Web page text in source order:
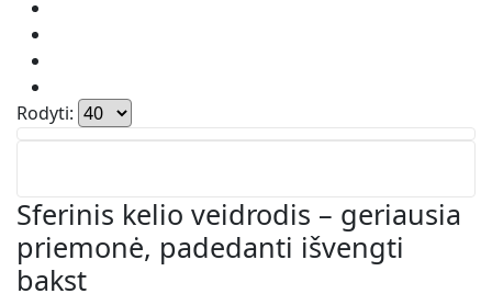
Rodyti:
Sferinis kelio veidrodis – geriausia
priemonė, padedanti išvengti
bakst